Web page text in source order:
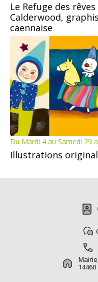
Le Refuge des
Calderwood,
caennaise
Du Mardi 4 au Samedi 29
Illustrations